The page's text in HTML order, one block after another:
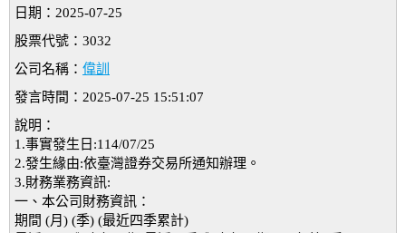
日期：2025-07-25
股票代號：3032
公司名稱： 偉訓
發言時間：2025-07-25 15:51:07
說明：
1.事實發生日:114/07/25
2.發生緣由:依臺灣證券交易所通知辦理。
3.財務業務資訊:
一、本公司財務資訊：
期間 (月) (季) (最近四季累計)